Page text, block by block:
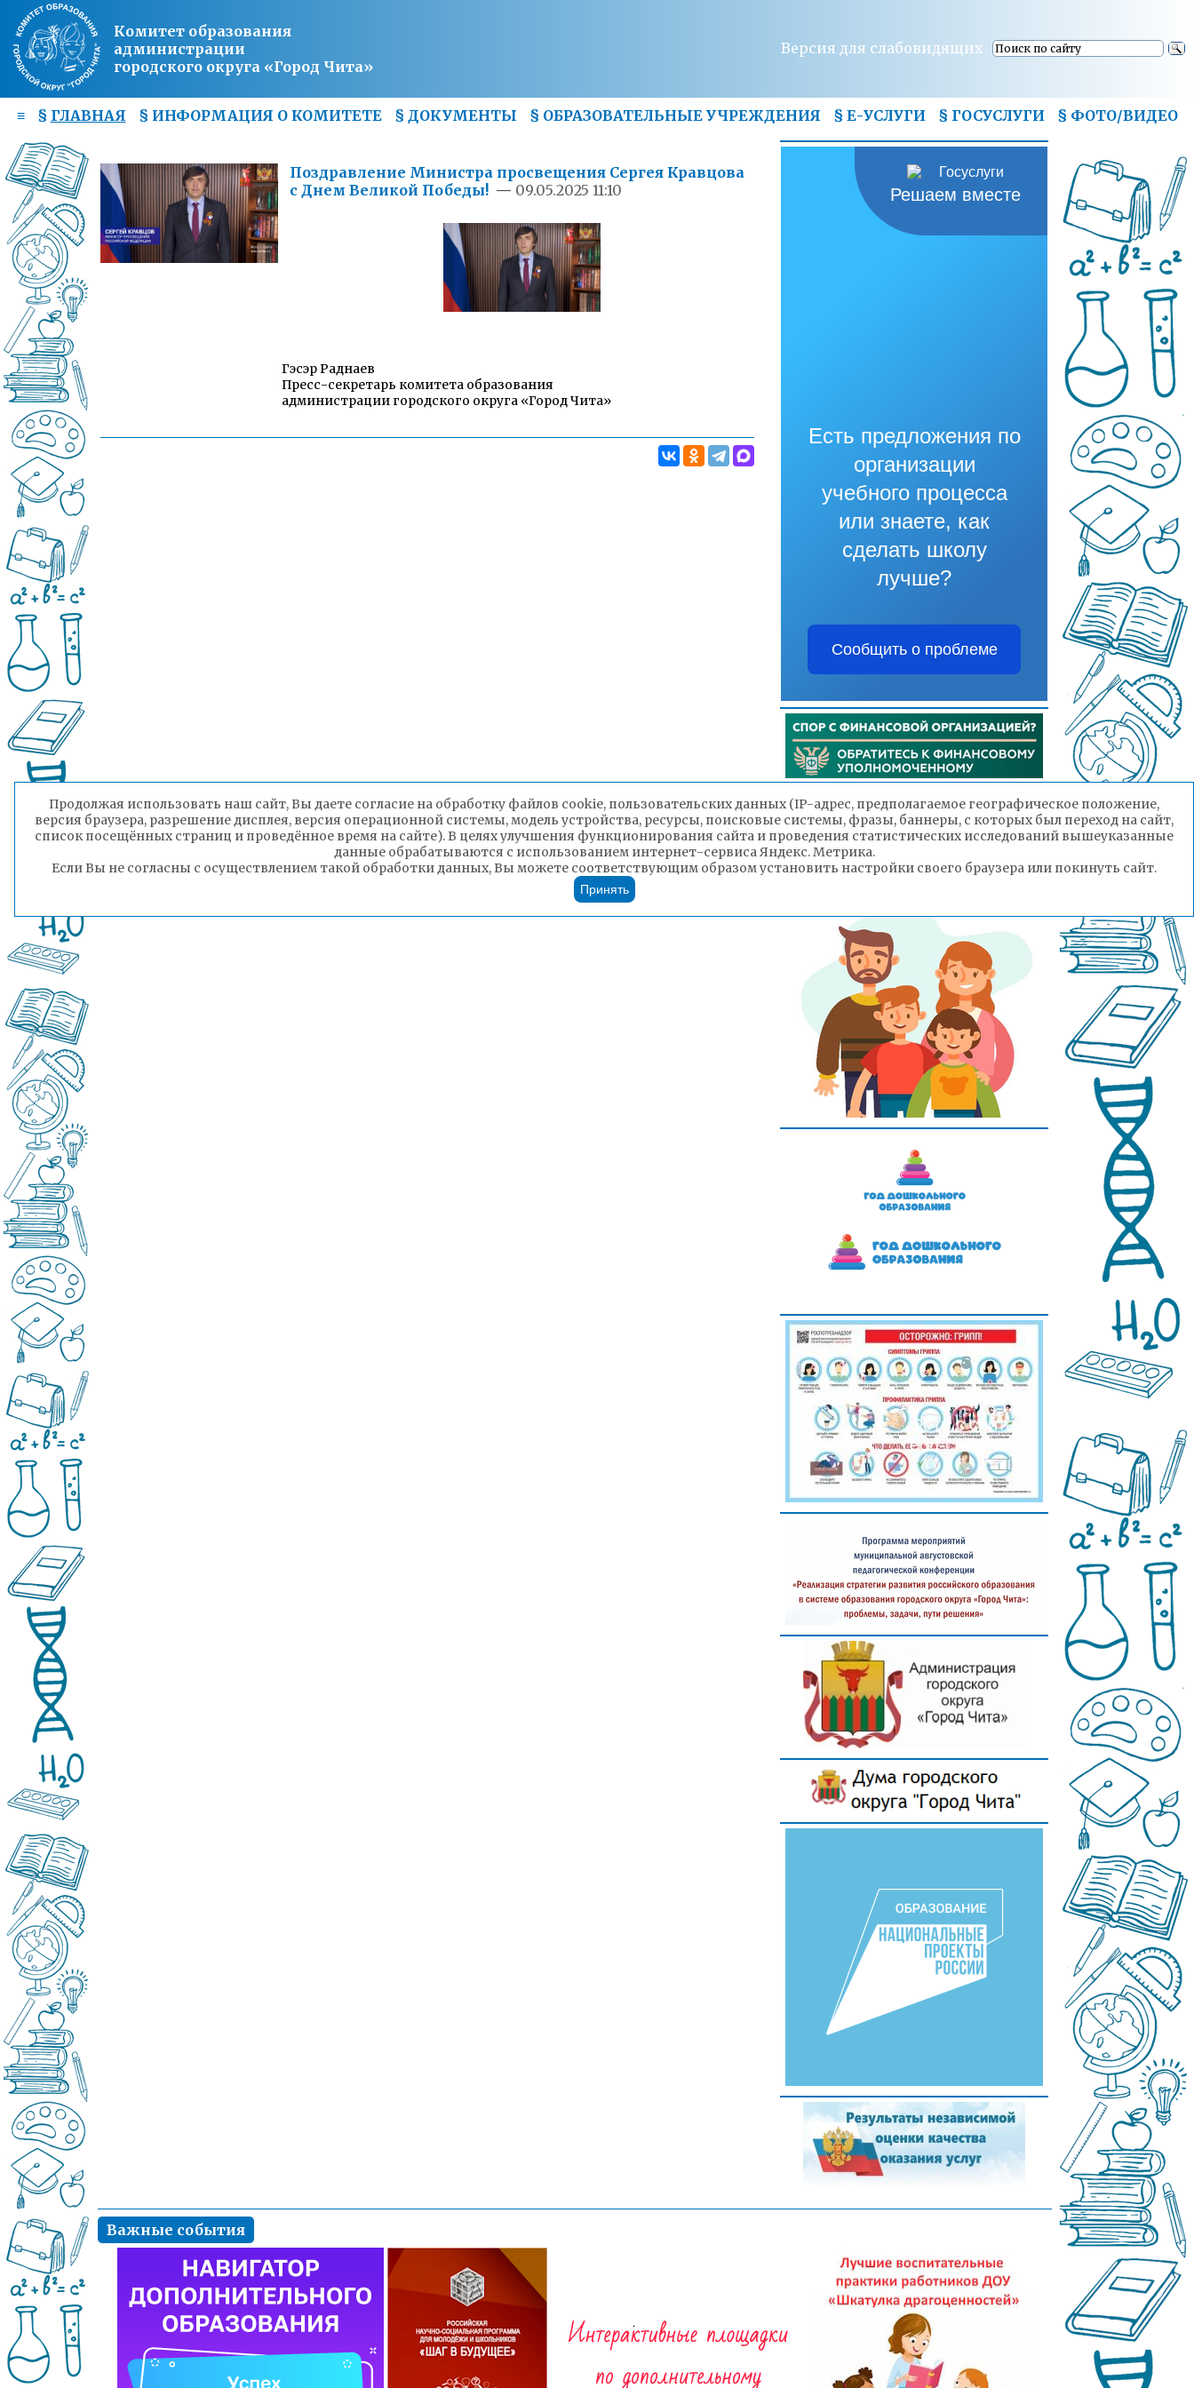
Комитет образования
администрации
городского округа «Город Чита»
Версия для слабовидящих
≡ § ГЛАВНАЯ § ИНФОРМАЦИЯ О КОМИТЕТЕ § ДОКУМЕНТЫ § ОБРАЗОВАТЕЛЬНЫЕ УЧРЕЖДЕНИЯ § Е-УСЛУГИ § ГОСУСЛУГИ § ФОТО/ВИДЕО
Поздравление Министра просвещения Сергея Кравцова
с Днем Великой Победы! — 09.05.2025 11:10
Гэсэр Раднаев
Пресс-секретарь комитета образования
администрации городского округа «Город Чита»
Решаем вместе
Есть предложения по
организации
учебного процесса
или знаете, как
сделать школу
лучше?
Сообщить о проблеме
Важные события
Продолжая использовать наш сайт, Вы даете согласие на обработку файлов cookie, пользовательских данных (IP-адрес, предполагаемое географическое положение,
версия браузера, разрешение дисплея, версия операционной системы, модель устройства, ресурсы, поисковые системы, фразы, баннеры, с которых был переход на сайт,
список посещённых страниц и проведённое время на сайте). В целях улучшения функционирования сайта и проведения статистических исследований вышеуказанные
данные обрабатываются с использованием интернет-сервиса Яндекс. Метрика.
Если Вы не согласны с осуществлением такой обработки данных, Вы можете соответствующим образом установить настройки своего браузера или покинуть сайт.
Принять